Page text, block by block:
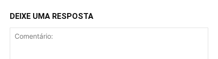
DEIXE UMA RESPOSTA